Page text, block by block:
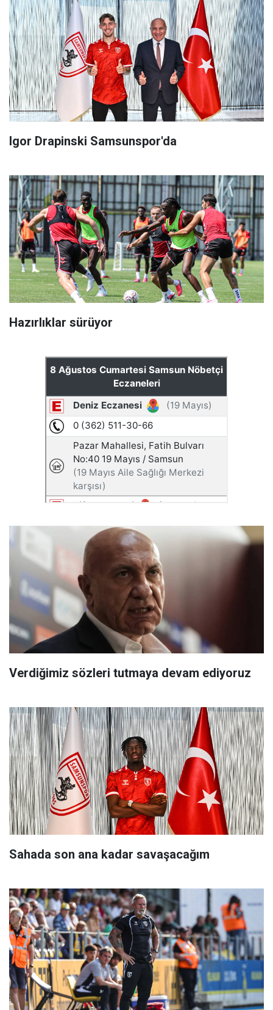
Igor Drapinski Samsunspor'da
Hazırlıklar sürüyor
Verdiğimiz sözleri tutmaya devam ediyoruz
Sahada son ana kadar savaşacağım